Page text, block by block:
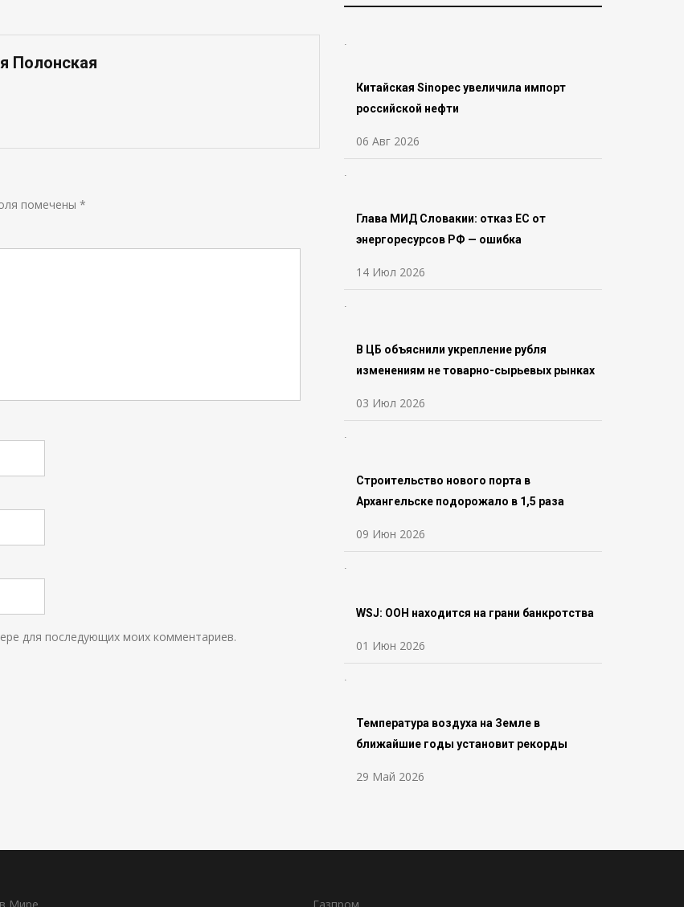
Полонская
помечены *
для последующих моих комментариев.
Китайская Sinopec увеличила импорт
российской нефти
06 Авг 2026
Глава МИД Словакии: отказ ЕС от
энергоресурсов РФ — ошибка
14 Июл 2026
В ЦБ объяснили укрепление рубля
изменениям не товарно-сырьевых рынках
03 Июл 2026
Строительство нового порта в
Архангельске подорожало в 1,5 раза
09 Июн 2026
WSJ: ООН находится на грани банкротства
01 Июн 2026
Температура воздуха на Земле в
ближайшие годы установит рекорды
29 Май 2026